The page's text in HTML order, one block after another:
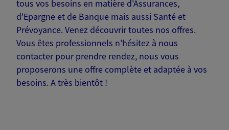
tous vos besoins en matière d'Assurances,
d'Epargne et de Banque mais aussi Santé et
Prévoyance. Venez découvrir toutes nos offres.
Vous êtes professionnels n'hésitez à nous
contacter pour prendre rendez, nous vous
proposerons une offre complète et adaptée à vos
besoins. A très bientôt !